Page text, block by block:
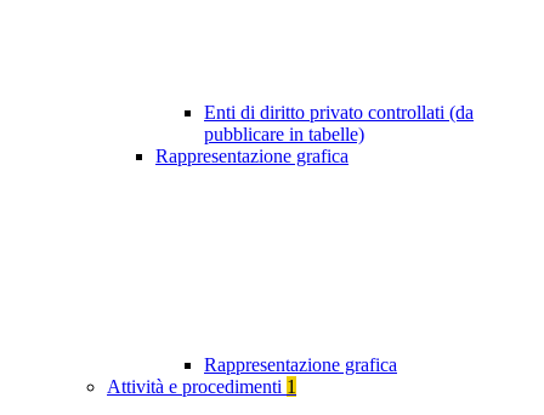
Enti di diritto privato controllati (da
pubblicare in tabelle)
Rappresentazione grafica
Rappresentazione grafica
Attività e procedimenti 1